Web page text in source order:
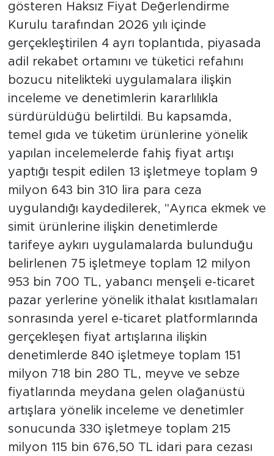
gösteren Haksız Fiyat Değerlendirme
Kurulu tarafından 2026 yılı içinde
gerçekleştirilen 4 ayrı toplantıda, piyasada
adil rekabet ortamını ve tüketici refahını
bozucu nitelikteki uygulamalara ilişkin
inceleme ve denetimlerin kararlılıkla
sürdürüldüğü belirtildi. Bu kapsamda,
temel gıda ve tüketim ürünlerine yönelik
yapılan incelemelerde fahiş fiyat artışı
yaptığı tespit edilen 13 işletmeye toplam 9
milyon 643 bin 310 lira para ceza
uygulandığı kaydedilerek, "Ayrıca ekmek ve
simit ürünlerine ilişkin denetimlerde
tarifeye aykırı uygulamalarda bulunduğu
belirlenen 75 işletmeye toplam 12 milyon
953 bin 700 TL, yabancı menşeli e-ticaret
pazar yerlerine yönelik ithalat kısıtlamaları
sonrasında yerel e-ticaret platformlarında
gerçekleşen fiyat artışlarına ilişkin
denetimlerde 840 işletmeye toplam 151
milyon 718 bin 280 TL, meyve ve sebze
fiyatlarında meydana gelen olağanüstü
artışlara yönelik inceleme ve denetimler
sonucunda 330 işletmeye toplam 215
milyon 115 bin 676,50 TL idari para cezası